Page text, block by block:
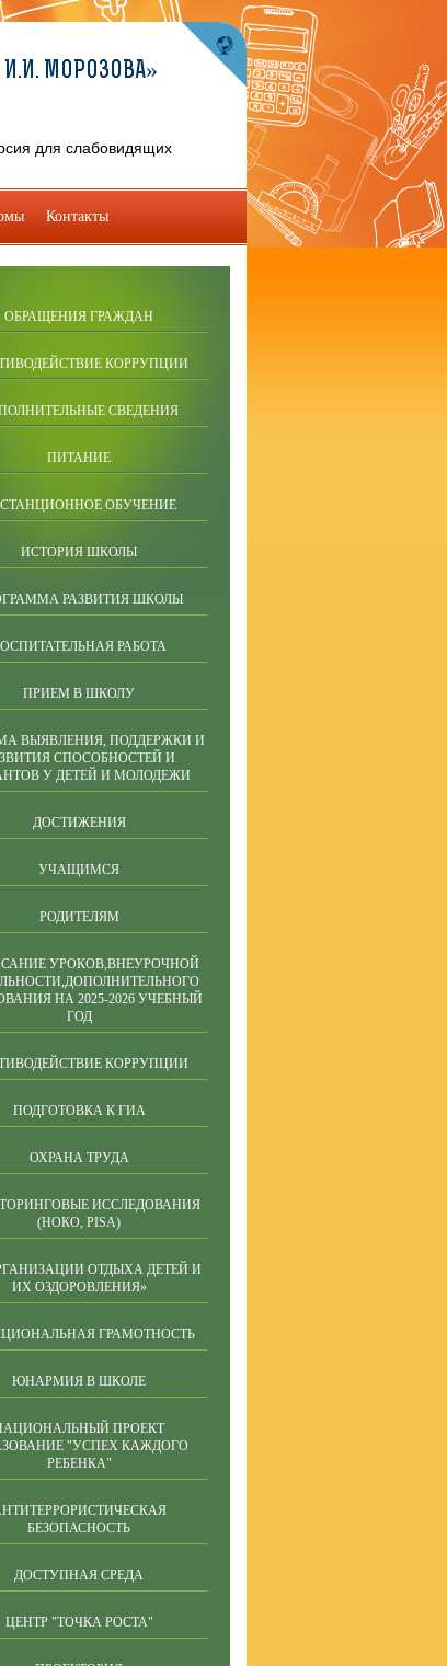
ОБРАЩЕНИЯ ГРАЖДАН
КОРРУПЦИИ
СВЕДЕНИЯ
ПИТАНИЕ
ОБУЧЕНИЕ
ИСТОРИЯ ШКОЛЫ
РАЗВИТИЯ ШКОЛЫ
РАБОТА
ПРИЕМ В ШКОЛУ
ВЫЯВЛЕНИЯ, ПОДДЕРЖКИ И
СПОСОБНОСТЕЙ И
У ДЕТЕЙ И МОЛОДЕЖИ
ДОСТИЖЕНИЯ
УЧАЩИМСЯ
РОДИТЕЛЯМ
УРОКОВ,ВНЕУРОЧНОЙ
НА 2025-2026 УЧЕБНЫЙ
ГОД
КОРРУПЦИИ
ПОДГОТОВКА К ГИА
ОХРАНА ТРУДА
ИССЛЕДОВАНИЯ
(НОКО, PISA)
ОТДЫХА ДЕТЕЙ И
ИХ ОЗДОРОВЛЕНИЯ»
ГРАМОТНОСТЬ
ЮНАРМИЯ В ШКОЛЕ
ПРОЕКТ
"УСПЕХ КАЖДОГО
РЕБЕНКА"
БЕЗОПАСНОСТЬ
ДОСТУПНАЯ СРЕДА
ЦЕНТР "ТОЧКА РОСТА"
МОРОЗОВА»
для слабовидящих
Контакты